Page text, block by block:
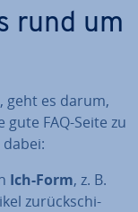
rund um
geht es darum,
FAQ-Seite zu
Ich-Form, z. B.
zu­rück­schi­